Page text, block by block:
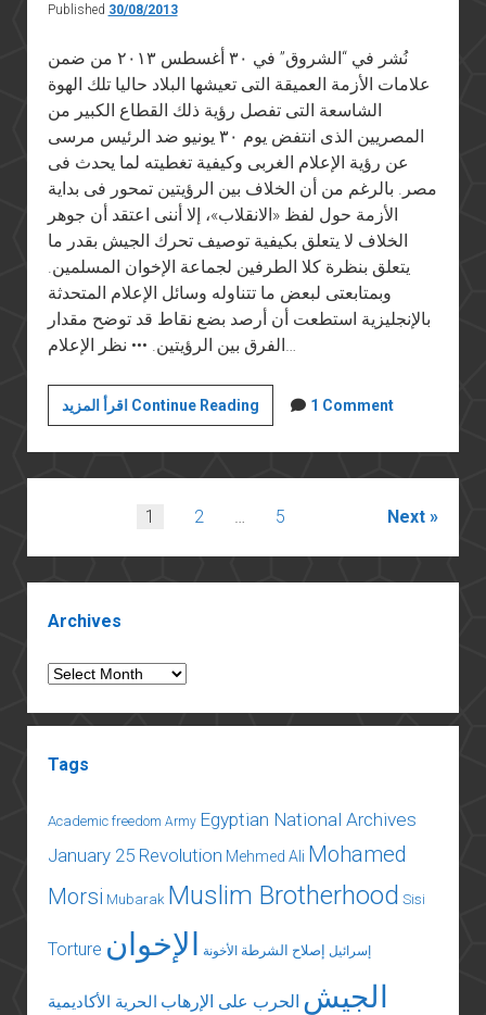
Published 30/08/2013
نُشر في “الشروق” في ٣٠ أغسطس ٢٠١٣ من ضمن
علامات الأزمة العميقة التى تعيشها البلاد حاليا تلك الهوة
الشاسعة التى تفصل رؤية ذلك القطاع الكبير من
المصريين الذى انتفض يوم ٣٠ يونيو ضد الرئيس مرسى
عن رؤية الإعلام الغربى وكيفية تغطيته لما يحدث فى
مصر. بالرغم من أن الخلاف بين الرؤيتين تمحور فى بداية
الأزمة حول لفظ «الانقلاب»، إلا أننى اعتقد أن جوهر
الخلاف لا يتعلق بكيفية توصيف تحرك الجيش بقدر ما
يتعلق بنظرة كلا الطرفين لجماعة الإخوان المسلمين.
وبمتابعتى لبعض ما تتناوله وسائل الإعلام المتحدثة
بالإنجليزية استطعت أن أرصد بضع نقاط قد توضح مقدار
الفرق بين الرؤيتين. ••• نظر الإعلام…
اقرأ المزيد Continue Readingالإخوان
والغرب
1 Comment
1 2 … 5 Next
Archives
Archives
Tags
Academic freedom Army Egyptian National Archives
January 25 Revolution Mehmed Ali Mohamed
Morsi Mubarak Muslim Brotherhood Sisi
Torture إسرائيل إصلاح الشرطة الأخونة الإخوان
الجيش الحرب على الإرهاب الحرية الأكاديمية